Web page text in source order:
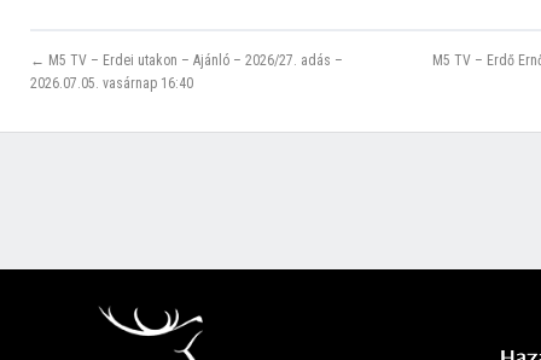
← M5 TV – Erdei utakon – Ajánló – 2026/27. adás –
2026.07.05. vasárnap 16:40
M5 TV – Erdő